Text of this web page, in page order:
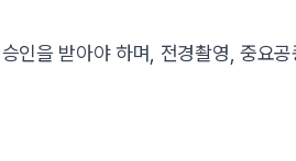
인을 받아야 하며, 전경촬영, 중요